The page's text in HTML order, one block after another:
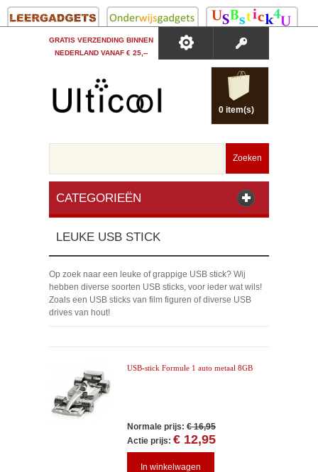
GRATIS VERZENDING BINNEN
NEDERLAND VANAF € 25,--
0 item(s)
Zoeken
CATEGORIEËN
LEUKE USB STICK
Op zoek naar een leuke of grappige USB stick? Wij
hebben diverse soorten USB sticks, voor ieder wat wils!
Zoals een USB sticks van film figuren of diverse USB
drives van hout!
USB-stick Formule 1 auto metaal 8GB
Normale prijs: € 16,95
Actie prijs: € 12,95
In winkelwagen